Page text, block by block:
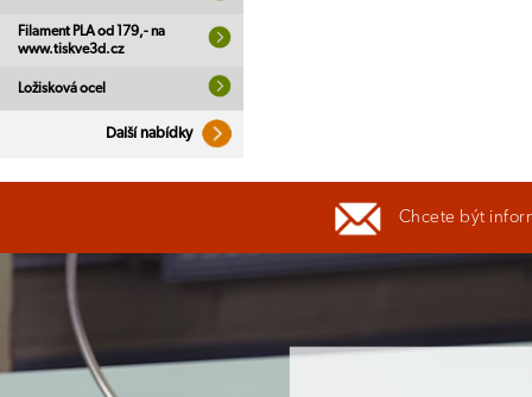
Filament PLA od 179,- na
www.tiskve3d.cz
Ložisková ocel
Další nabídky
Chcete být